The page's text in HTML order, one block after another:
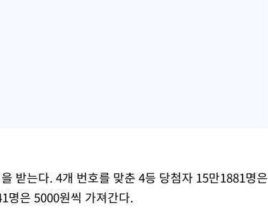
받는다. 4개 번호를 맞춘 4등 당첨자 15만1881명은
명은 5000원씩 가져간다.